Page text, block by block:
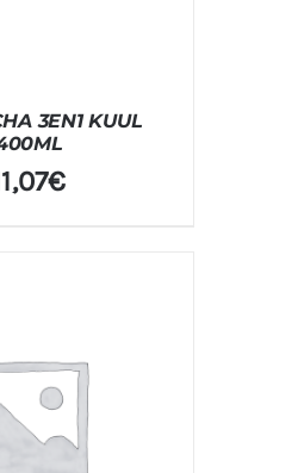
3EN1 KUUL
€